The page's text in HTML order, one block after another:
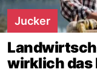
Jucker
wirklich das